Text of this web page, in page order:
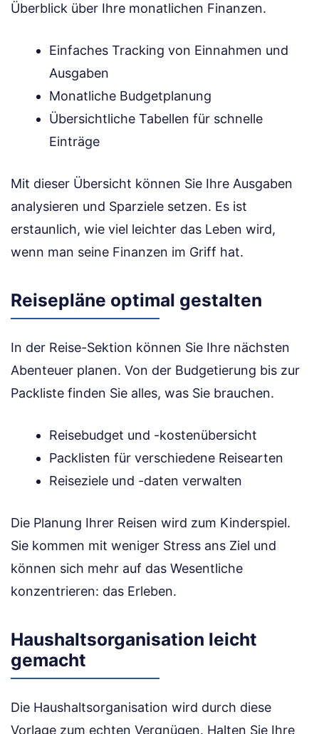
Überblick über Ihre monatlichen Finanzen.
Einfaches Tracking von Einnahmen und
Ausgaben
Monatliche Budgetplanung
Übersichtliche Tabellen für schnelle
Einträge
Mit dieser Übersicht können Sie Ihre Ausgaben
analysieren und Sparziele setzen. Es ist
erstaunlich, wie viel leichter das Leben wird,
wenn man seine Finanzen im Griff hat.
Reisepläne optimal gestalten
In der Reise-Sektion können Sie Ihre nächsten
Abenteuer planen. Von der Budgetierung bis zur
Packliste finden Sie alles, was Sie brauchen.
Reisebudget und -kostenübersicht
Packlisten für verschiedene Reisearten
Reiseziele und -daten verwalten
Die Planung Ihrer Reisen wird zum Kinderspiel.
Sie kommen mit weniger Stress ans Ziel und
können sich mehr auf das Wesentliche
konzentrieren: das Erleben.
Haushaltsorganisation leicht
gemacht
Die Haushaltsorganisation wird durch diese
Vorlage zum echten Vergnügen. Halten Sie Ihre